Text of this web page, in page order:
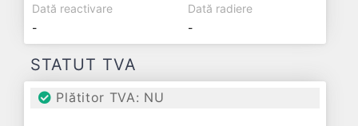
Dată reactivare
-
Dată radiere
-
STATUT TVA
Plătitor TVA: NU